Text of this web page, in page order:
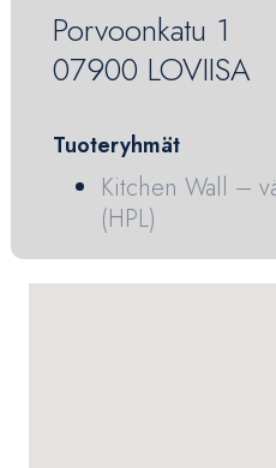
Porvoonkatu 1
07900 LOVIISA
Tuoteryhmät
Kitchen Wall –
(HPL)